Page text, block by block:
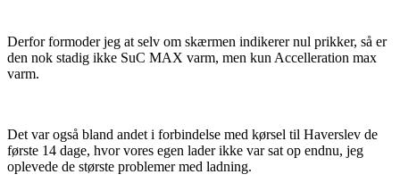
Derfor formoder jeg at selv om skærmen indikerer nul prikker, så er
den nok stadig ikke SuC MAX varm, men kun Accelleration max
varm.
Det var også bland andet i forbindelse med kørsel til Haverslev de
første 14 dage, hvor vores egen lader ikke var sat op endnu, jeg
oplevede de største problemer med ladning.